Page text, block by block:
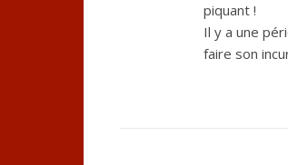
piquant !
Il y a une
faire son